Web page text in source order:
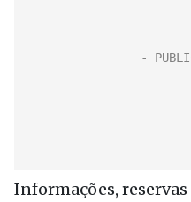
Informações, reservas